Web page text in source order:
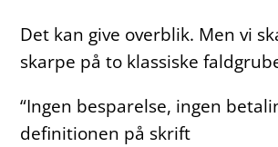
Det kan give overblik. Men vi
skarpe på to klassiske
“Ingen besparelse, ingen
definitionen på skrift